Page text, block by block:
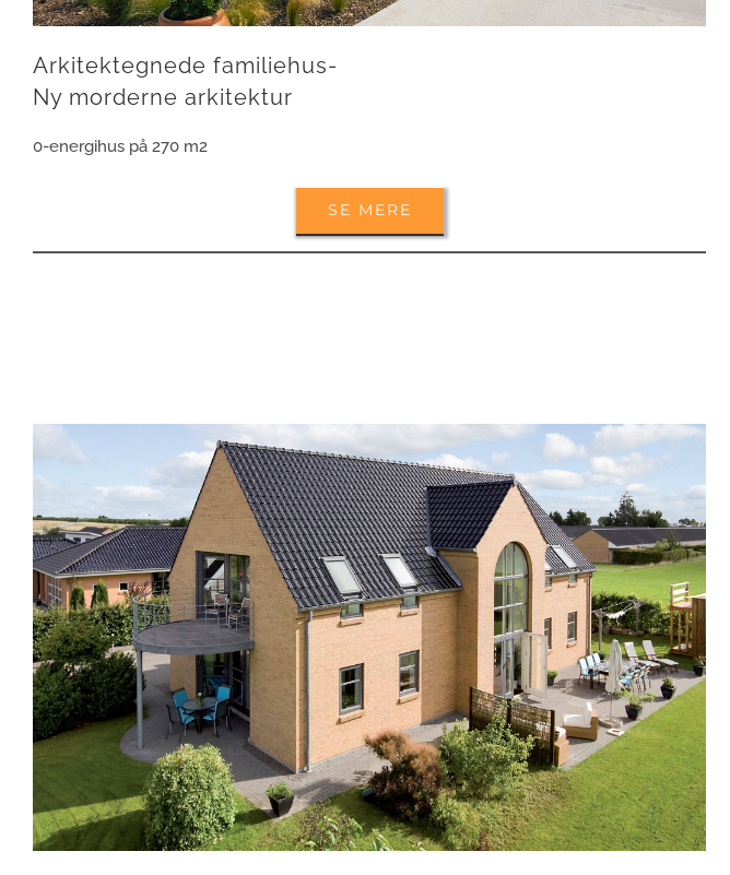
Arkitektegnede familiehus-
Ny morderne arkitektur
0-energihus på 270 m2
SE MERE